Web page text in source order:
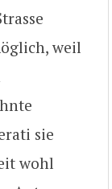
weil
sie
wohl